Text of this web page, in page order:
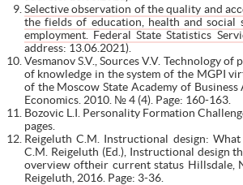
Selective observation of the quality and
the fields of education, health and social
employment. Federal State Statistics
address: 13.06.2021).
Vesmanov S.V., Sources V.V. Technology of
of knowledge in the system of the MGPI
of the Moscow State Academy of
Economics. 2010. № 4 (4). Page: 160-163.
Bozovic L.I. Personality Formation
pages.
Reigeluth C.M. Instructional design:
C.M. Reigeluth (Ed.), Instructional design
overview oftheir current status Hillsdale,
Reigeluth, 2016. Page: 3-36.